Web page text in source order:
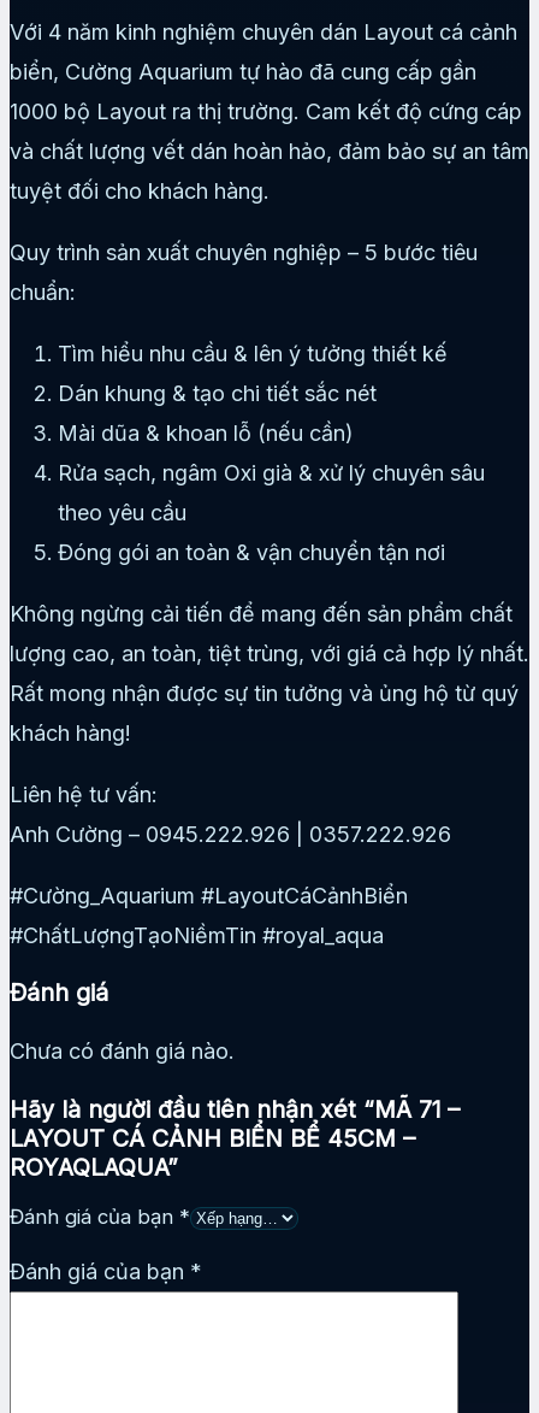
Với 4 năm kinh nghiệm chuyên dán Layout cá cảnh
biển, Cường Aquarium tự hào đã cung cấp gần
1000 bộ Layout ra thị trường. Cam kết độ cứng cáp
và chất lượng vết dán hoàn hảo, đảm bảo sự an tâm
tuyệt đối cho khách hàng.
Quy trình sản xuất chuyên nghiệp – 5 bước tiêu
chuẩn:
Tìm hiểu nhu cầu & lên ý tưởng thiết kế
Dán khung & tạo chi tiết sắc nét
Mài dũa & khoan lỗ (nếu cần)
Rửa sạch, ngâm Oxi già & xử lý chuyên sâu
theo yêu cầu
Đóng gói an toàn & vận chuyển tận nơi
Không ngừng cải tiến để mang đến sản phẩm chất
lượng cao, an toàn, tiệt trùng, với giá cả hợp lý nhất.
Rất mong nhận được sự tin tưởng và ủng hộ từ quý
khách hàng!
Liên hệ tư vấn:
Anh Cường – 0945.222.926 | 0357.222.926
#Cường_Aquarium #LayoutCáCảnhBiển
#ChấtLượngTạoNiềmTin #royal_aqua
Đánh giá
Chưa có đánh giá nào.
Hãy là người đầu tiên nhận xét “MÃ 71 –
LAYOUT CÁ CẢNH BIỂN BỂ 45CM –
ROYAQLAQUA”
Đánh giá của bạn *
Đánh giá của bạn *